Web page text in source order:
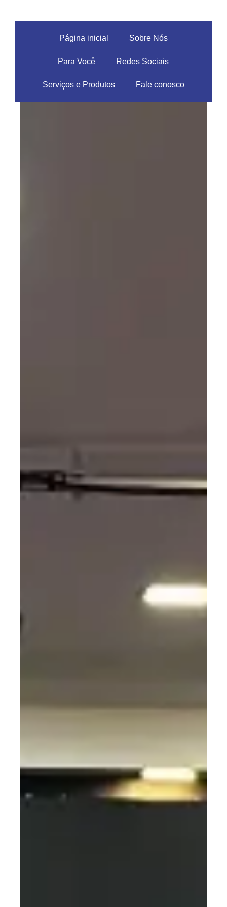
Página inicial Sobre Nós
Para Você Redes Sociais
Serviços e Produtos Fale conosco